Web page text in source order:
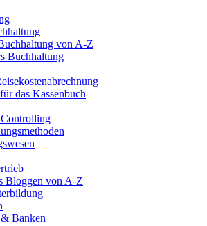
von A-Z
Buchhaltung
das Kassenbuch
Bloggen von A-Z
Banken